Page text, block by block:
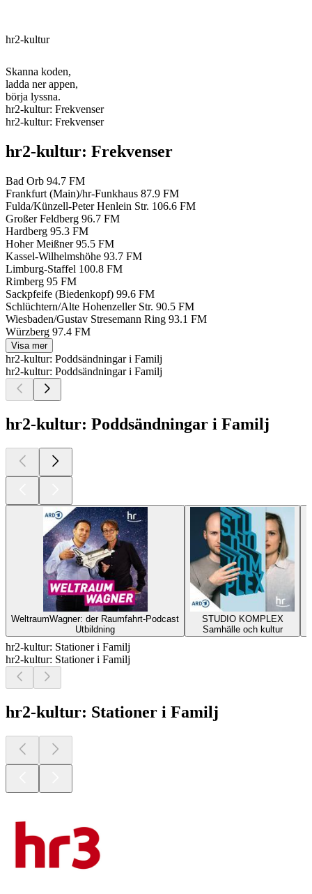
hr2-kultur
Skanna koden,
ladda ner appen,
börja lyssna.
hr2-kultur: Frekvenser
hr2-kultur: Frekvenser
hr2-kultur: Frekvenser
Bad Orb 94.7 FM
Frankfurt (Main)/hr-Funkhaus 87.9 FM
Fulda/Künzell-Peter Henlein Str. 106.6 FM
Großer Feldberg 96.7 FM
Hardberg 95.3 FM
Hoher Meißner 95.5 FM
Kassel-Wilhelmshöhe 93.7 FM
Limburg-Staffel 100.8 FM
Rimberg 95 FM
Sackpfeife (Biedenkopf) 99.6 FM
Schlüchtern/Alte Hohenzeller Str. 90.5 FM
Wiesbaden/Gustav Stresemann Ring 93.1 FM
Würzberg 97.4 FM
Visa mer
hr2-kultur: Poddsändningar i Familj
hr2-kultur: Poddsändningar i Familj
hr2-kultur: Poddsändningar i Familj
WeltraumWagner: der Raumfahrt-Podcast
Utbildning
STUDIO KOMPLEX
Samhälle och kultur
hr2-kultur: Stationer i Familj
hr2-kultur: Stationer i Familj
hr2-kultur: Stationer i Familj